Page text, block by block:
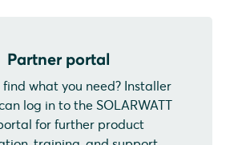
Partner portal
what you need? Installer
log in to the SOLARWATT
for further product